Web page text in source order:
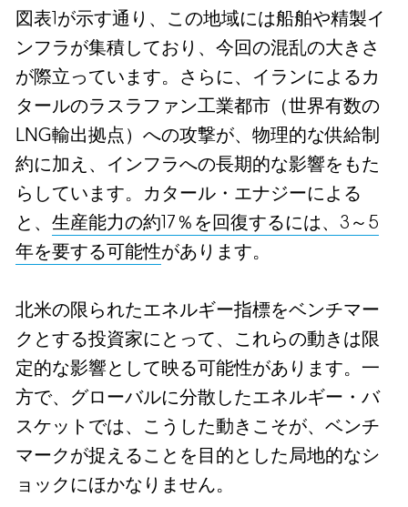
図表1が示す通り、この地域には船舶や精製イ
ンフラが集積しており、今回の混乱の大きさ
が際立っています。さらに、イランによるカ
タールのラスラファン工業都市（世界有数の
LNG輸出拠点）への攻撃が、物理的な供給制
約に加え、インフラへの長期的な影響をもた
らしています。カタール・エナジーによる
と、 生産能力の約17％を回復するには、3～5
年を要する可能性があります。
北米の限られたエネルギー指標をベンチマー
クとする投資家にとって、これらの動きは限
定的な影響として映る可能性があります。一
方で、グローバルに分散したエネルギー・バ
スケットでは、こうした動きこそが、ベンチ
マークが捉えることを目的とした局地的なシ
ョックにほかなりません。